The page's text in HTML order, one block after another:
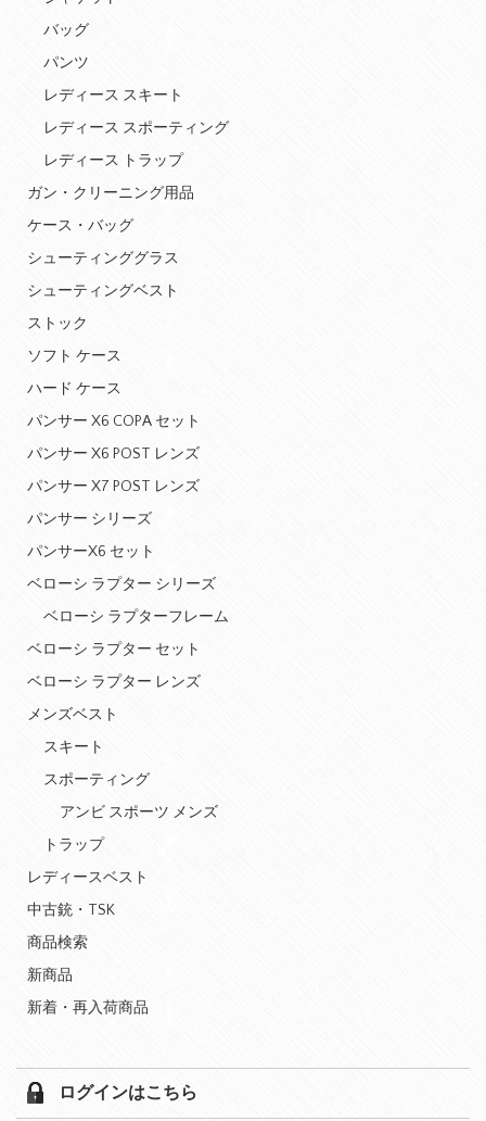
バッグ
パンツ
レディース スキート
レディース スポーティング
レディース トラップ
ガン・クリーニング用品
ケース・バッグ
シューティンググラス
シューティングベスト
ストック
ソフト ケース
ハード ケース
パンサー X6 COPA セット
パンサー X6 POST レンズ
パンサー X7 POST レンズ
パンサー シリーズ
パンサーX6 セット
ベローシ ラプター シリーズ
ベローシ ラプターフレーム
ベローシ ラプター セット
ベローシ ラプター レンズ
メンズベスト
スキート
スポーティング
アンビ スポーツ メンズ
トラップ
レディースベスト
中古銃・TSK
商品検索
新商品
新着・再入荷商品
ログインはこちら